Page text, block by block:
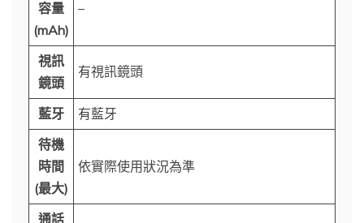
容量
(mAh)
–
視訊
鏡頭
有視訊鏡頭
藍牙
有藍牙
待機
時間
(最大)
依實際使用狀況為準
通話